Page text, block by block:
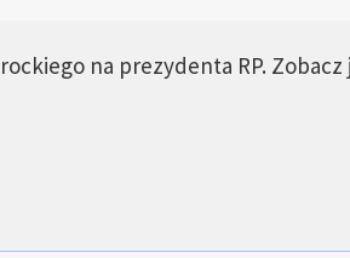
na prezydenta RP.